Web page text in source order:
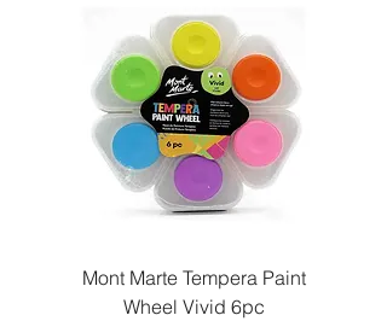
Mont Marte Tempera Paint
Wheel Vivid 6pc